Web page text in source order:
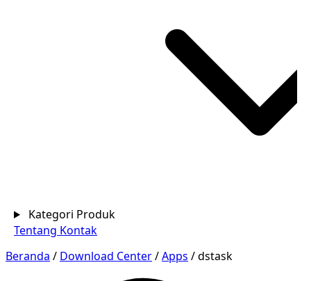
Kategori Produk
Tentang Kontak
Beranda / Download Center/Apps /dstask